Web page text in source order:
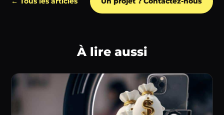
À lire aussi